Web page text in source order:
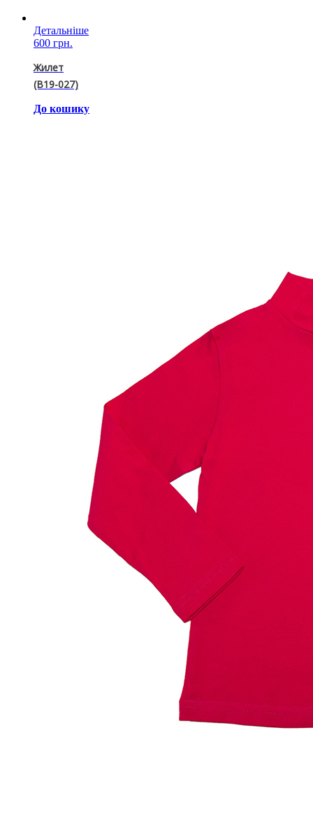
Детальніше
600 грн.
Жилет
(B19-027)
До кошику